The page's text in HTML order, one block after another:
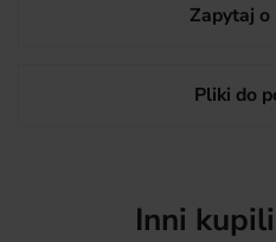
Zapytaj
Pliki do
Inni